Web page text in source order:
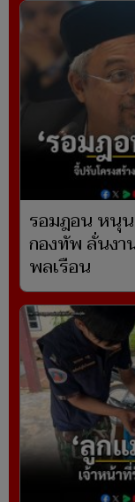
รอมฎอน หนุน
กองทัพ ลั่นงา
พลเรือน